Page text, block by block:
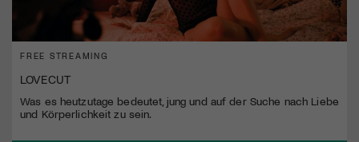
FREE STREAMING
LOVECUT
Was es heutzutage bedeutet, jung und auf der Suche nach Liebe
und Körperlichkeit zu sein.